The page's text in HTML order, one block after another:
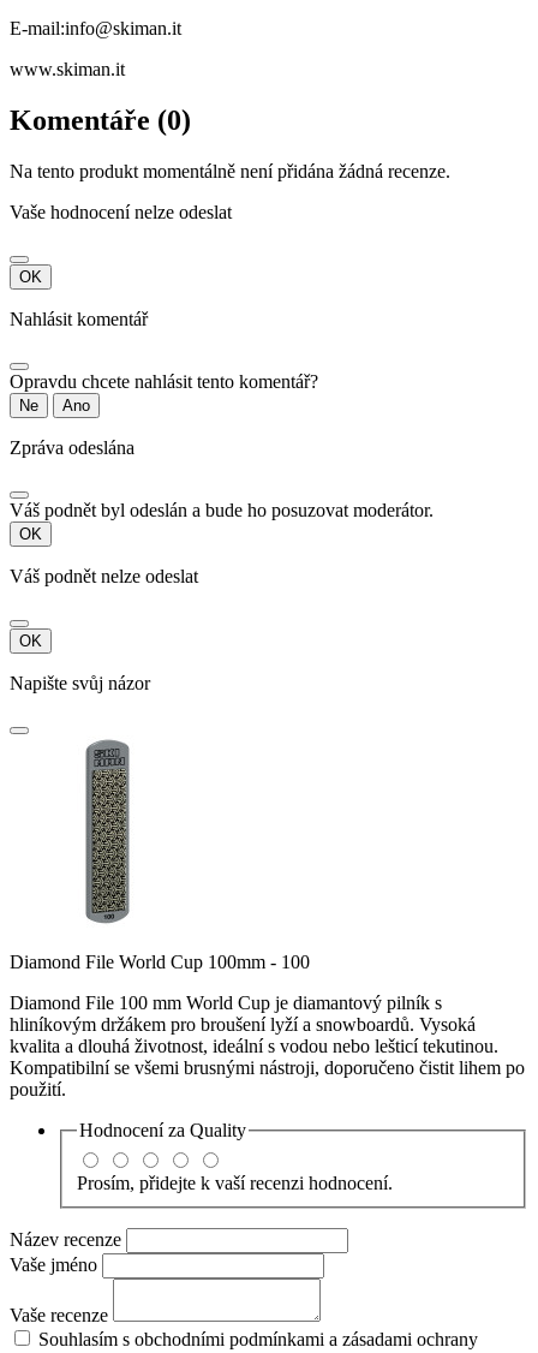
E-mail:info@skiman.it
www.skiman.it
Komentáře (0)
Na tento produkt momentálně není přidána žádná recenze.
Vaše hodnocení nelze odeslat
OK
Nahlásit komentář
Opravdu chcete nahlásit tento komentář?
Ne Ano
Zpráva odeslána
Váš podnět byl odeslán a bude ho posuzovat moderátor.
OK
Váš podnět nelze odeslat
OK
Napište svůj názor
Diamond File World Cup 100mm - 100
Diamond File 100 mm World Cup je diamantový pilník s
hliníkovým držákem pro broušení lyží a snowboardů. Vysoká
kvalita a dlouhá životnost, ideální s vodou nebo lešticí tekutinou.
Kompatibilní se všemi brusnými nástroji, doporučeno čistit lihem po
použití.
Hodnocení za Quality
Prosím, přidejte k vaší recenzi hodnocení.
Název recenze
Vaše jméno
Vaše recenze
Souhlasím s obchodními podmínkami a zásadami ochrany